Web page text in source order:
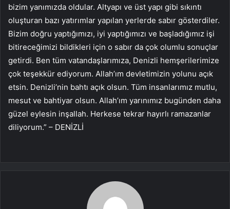
bizim yanımızda oldular. Altyapı ve üst yapı gibi sıkıntı
oluşturan bazı yatırımlar yapılan yerlerde sabır gösterdiler.
Bizim doğru yaptığımızı, iyi yaptığımızı ve başladığımız işi
bitireceğimizi bildikleri için o sabır da çok olumlu sonuçlar
getirdi. Ben tüm vatandaşlarımıza, Denizli hemşerilerimize
çok teşekkür ediyorum. Allah’ım devletimizin yolunu açık
etsin. Denizli’nin bahtı açık olsun. Tüm insanlarımız mutlu,
mesut ve bahtiyar olsun. Allah’ım yarınımız bugünden daha
güzel eylesin inşallah. Herkese tekrar hayırlı ramazanlar
diliyorum.” – DENİZLİ